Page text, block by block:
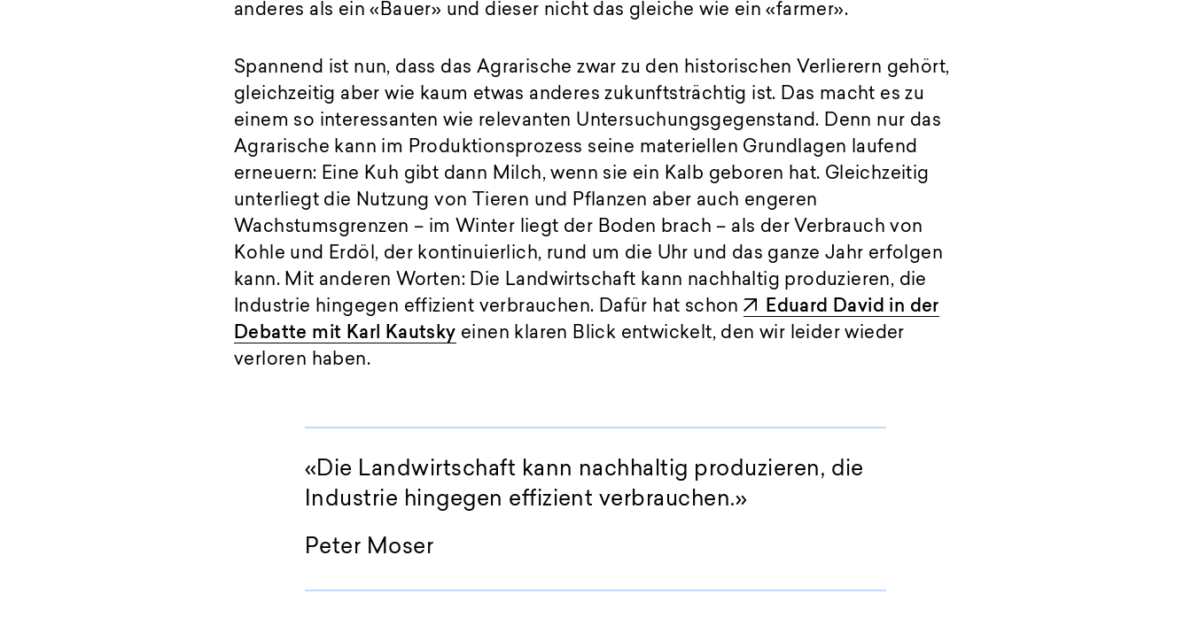
anderes als ein «Bauer» und dieser nicht das gleiche wie ein «farmer».
Spannend ist nun, dass das Agrarische zwar zu den historischen Verlierern gehört,
gleichzeitig aber wie kaum etwas anderes zukunftsträchtig ist. Das macht es zu
einem so interessanten wie relevanten Untersuchungsgegenstand. Denn nur das
Agrarische kann im Produktionsprozess seine materiellen Grundlagen laufend
erneuern: Eine Kuh gibt dann Milch, wenn sie ein Kalb geboren hat. Gleichzeitig
unterliegt die Nutzung von Tieren und Pflanzen aber auch engeren
Wachstumsgrenzen – im Winter liegt der Boden brach – als der Verbrauch von
Kohle und Erdöl, der kontinuierlich, rund um die Uhr und das ganze Jahr erfolgen
kann. Mit anderen Worten: Die Landwirtschaft kann nachhaltig produzieren, die
Industrie hingegen effizient verbrauchen. Dafür hat schon
Eduard David in der
Debatte mit Karl Kautsky einen klaren Blick entwickelt, den wir leider wieder
verloren haben.
«Die Landwirtschaft kann nachhaltig produzieren, die
Industrie hingegen effizient verbrauchen.»
Peter Moser